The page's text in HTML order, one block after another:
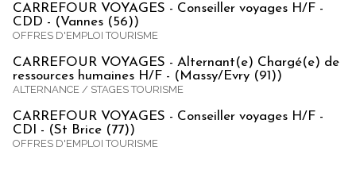
CARREFOUR VOYAGES - Conseiller voyages H/F -
CDD - (Vannes (56))
OFFRES D'EMPLOI TOURISME
CARREFOUR VOYAGES - Alternant(e) Chargé(e) de
ressources humaines H/F - (Massy/Evry (91))
ALTERNANCE / STAGES TOURISME
CARREFOUR VOYAGES - Conseiller voyages H/F -
CDI - (St Brice (77))
OFFRES D'EMPLOI TOURISME